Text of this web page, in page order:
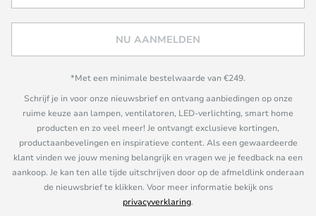
NU AANMELDEN
*Met een minimale bestelwaarde van €249.
Schrijf je in voor onze nieuwsbrief en ontvang aanbiedingen op onze
ruime keuze aan lampen, ventilatoren, LED-verlichting, smart home
producten en zo veel meer! Je ontvangt exclusieve kortingen,
productaanbevelingen en inspiratieve content. Als een gewaardeerde
klant vinden we jouw mening belangrijk en vragen we je feedback na een
aankoop. Je kan ten alle tijde uitschrijven door op de afmeldlink onderaan
de nieuwsbrief te klikken. Voor meer informatie bekijk ons
privacyverklaring.